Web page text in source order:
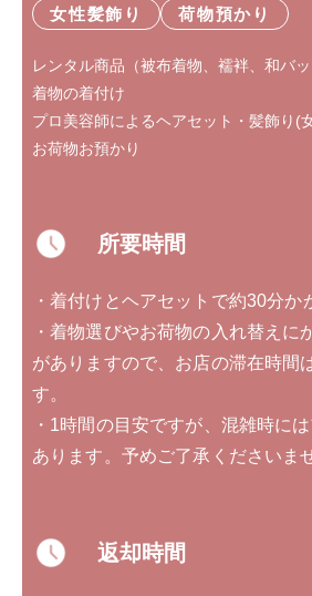
女性髪飾り
荷物預かり
レンタル商品（被布着物、襦袢、和バッ
着物の着付け
プロ美容師によるヘアセット・髪飾り(
お荷物お預かり
所要時間
・着付けとヘアセットで約30分か
・着物選びやお荷物の入れ替えに
がありますので、お店の滞在時間
す。
・1時間の目安ですが、混雑時に
あります。予めご了承くださいま
返却時間